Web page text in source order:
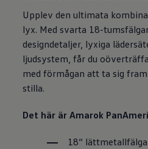
Upplev den ultimata
lyx. Med svarta 18-
designdetaljer, lyxiga
ljudsystem, får du
med förmågan att ta sig
stilla.
Det här är Amarok
18“